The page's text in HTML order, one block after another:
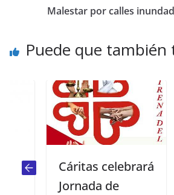
Malestar por calles
Puede que también
Cáritas celebrará
Jornada de